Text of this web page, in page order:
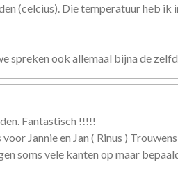
(celcius). Die temperatuur heb ik
spreken ook allemaal bijna de
Fantastisch !!!!!
Jannie en Jan ( Rinus )
soms vele kanten op maar